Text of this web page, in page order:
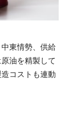
東情勢、供給
油を精製して
コストも連動